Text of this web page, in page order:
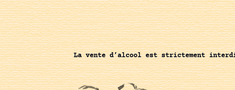
La vente d’alcool est strictement